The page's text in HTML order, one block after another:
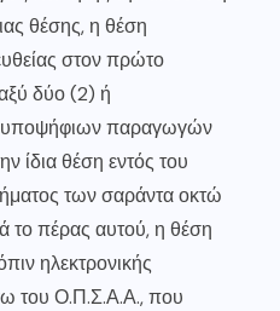
θέσης, η θέση
στον πρώτο
δύο (2) ή
υποψήφιων παραγωγών
ίδια θέση εντός του
των σαράντα οκτώ
το πέρας αυτού, η θέση
ηλεκτρονικής
του Ο.Π.Σ.Α.Α., που